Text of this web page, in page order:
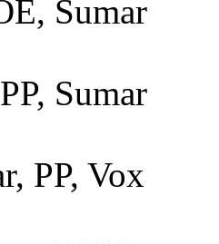
Sumar
Sumar
PP, Vox